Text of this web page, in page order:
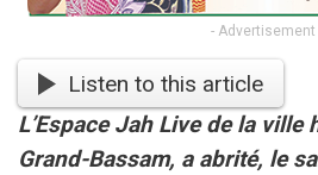
- Advertisement
Listen to this article
L’Espace Jah Live de la ville
Grand-Bassam, a abrité, le